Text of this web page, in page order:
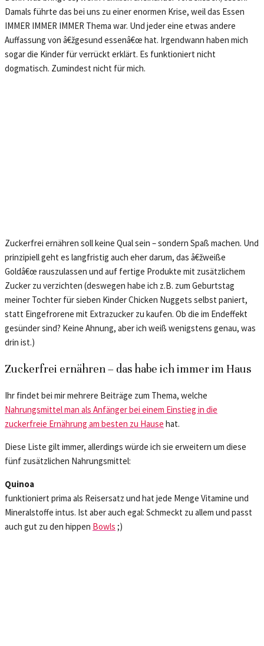
Damals führte das bei uns zu einer enormen Krise, weil das Essen
IMMER IMMER IMMER Thema war. Und jeder eine etwas andere
Auffassung von â€žgesund essenâ€œ hat. Irgendwann haben mich
sogar die Kinder für verrückt erklärt. Es funktioniert nicht
dogmatisch. Zumindest nicht für mich.
Zuckerfrei ernähren soll keine Qual sein – sondern Spaß machen. Und
prinzipiell geht es langfristig auch eher darum, das â€žweiße
Goldâ€œ rauszulassen und auf fertige Produkte mit zusätzlichem
Zucker zu verzichten (deswegen habe ich z.B. zum Geburtstag
meiner Tochter für sieben Kinder Chicken Nuggets selbst paniert,
statt Eingefrorene mit Extrazucker zu kaufen. Ob die im Endeffekt
gesünder sind? Keine Ahnung, aber ich weiß wenigstens genau, was
drin ist.)
Zuckerfrei ernähren – das habe ich immer im Haus
Ihr findet bei mir mehrere Beiträge zum Thema, welche
Nahrungsmittel man als Anfänger bei einem Einstieg in die
zuckerfreie Ernährung am besten zu Hause hat.
Diese Liste gilt immer, allerdings würde ich sie erweitern um diese
fünf zusätzlichen Nahrungsmittel:
Quinoa
funktioniert prima als Reisersatz und hat jede Menge Vitamine und
Mineralstoffe intus. Ist aber auch egal: Schmeckt zu allem und passt
auch gut zu den hippen Bowls ;)